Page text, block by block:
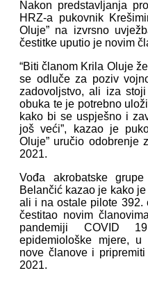
Nakon predstavljanja
HRZ-a pukovnik
Oluje” na izvrsno
čestitke uputio je novim
“Biti članom Krila Oluje
se odluče za poziv
zadovoljstvo, ali iza
obuka te je potrebno
kako bi se uspješno i
još veći”, kazao je
Oluje” uručio odobrenje
2021.
Vođa akrobatske
Belančić kazao je kako
ali i na ostale pilote 392.
čestitao novim
pandemiji COVID
epidemiološke mjere, u
nove članove i
2021.